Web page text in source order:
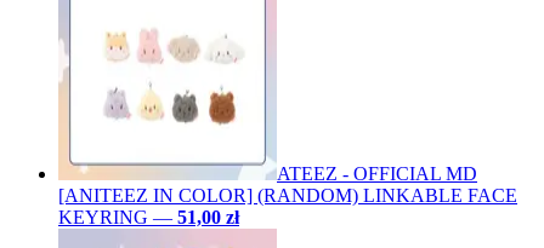
ATEEZ - OFFICIAL MD
[ANITEEZ IN COLOR] (RANDOM) LINKABLE FACE
KEYRING — 51,00 zł